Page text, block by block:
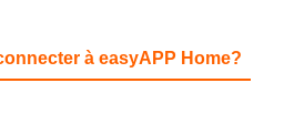
à easyAPP Home?